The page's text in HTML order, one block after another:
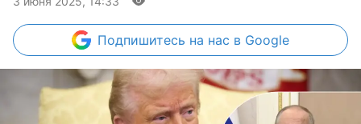
Подпишитесь на нас в Google